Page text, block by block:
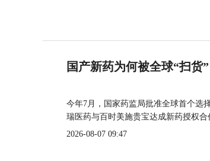
国产新药为何被全球“扫货”
今年7月，国家药监局批准全球首个选
瑞医药与百时美施贵宝达成新药授权
2026-08-07 09:47